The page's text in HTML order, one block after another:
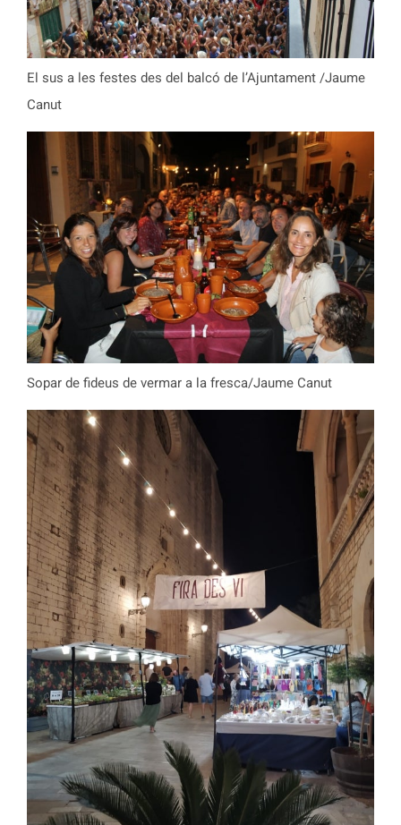
El sus a les festes des del balcó de l’Ajuntament /Jaume
Canut
Sopar de fideus de vermar a la fresca/Jaume Canut